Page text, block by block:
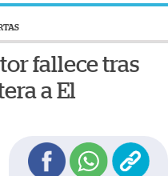
fallece tras
a El